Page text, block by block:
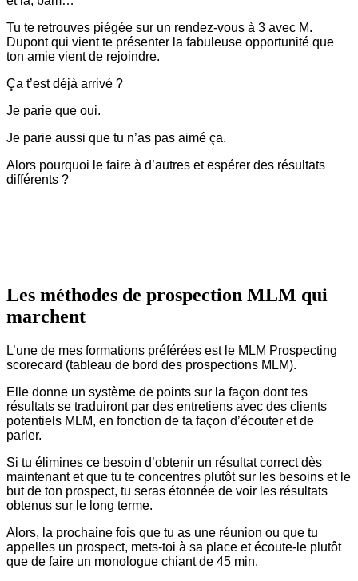
Tu te retrouves piégée sur un rendez-vous à 3 avec M.
Dupont qui vient te présenter la fabuleuse opportunité que
ton amie vient de rejoindre.
Ça t’est déjà arrivé ?
Je parie que oui.
Je parie aussi que tu n’as pas aimé ça.
Alors pourquoi le faire à d’autres et espérer des résultats
différents ?
Les méthodes de prospection MLM qui
marchent
L’une de mes formations préférées est le MLM Prospecting
scorecard (tableau de bord des prospections MLM).
Elle donne un système de points sur la façon dont tes
résultats se traduiront par des entretiens avec des clients
potentiels MLM, en fonction de ta façon d’écouter et de
parler.
Si tu élimines ce besoin d’obtenir un résultat correct dès
maintenant et que tu te concentres plutôt sur les besoins et le
but de ton prospect, tu seras étonnée de voir les résultats
obtenus sur le long terme.
Alors, la prochaine fois que tu as une réunion ou que tu
appelles un prospect, mets-toi à sa place et écoute-le plutôt
que de faire un monologue chiant de 45 min.